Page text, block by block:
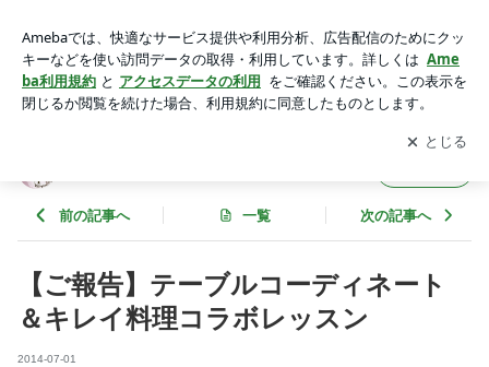
ン | 食空間プロジェクト（ＦＳＰJ）
アプリをダウンロードして ブログの更新通知
を受け取りまし
ょう。
開く
前の記事へ 一覧 次の記事へ
【ご報告】テーブルコーディネート
＆キレイ料理コラボレッスン
2014-07-01